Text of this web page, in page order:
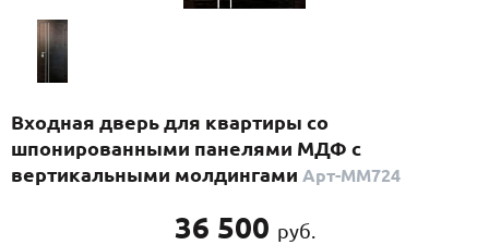
(29)
ПО НАЗНАЧЕНИЮ
ПО КОНСТРУКЦИИ
Входная дверь для квартиры со
шпонированными панелями МДФ с
вертикальными молдингами Арт-ММ724
36 500 руб.